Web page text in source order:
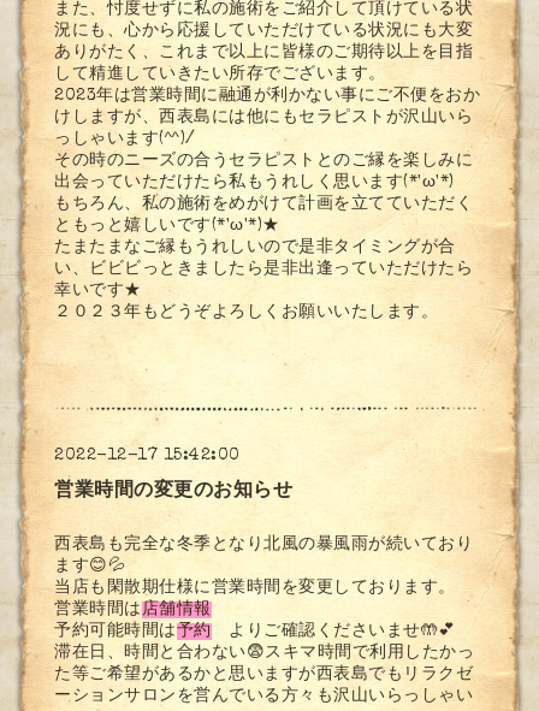
また、忖度せずに私の施術をご紹介して頂けている状
況にも、心から応援していただけている状況にも大変
ありがたく、これまで以上に皆様のご期待以上を目指
して精進していきたい所存でございます。
2023年は営業時間に融通が利かない事にご不便をおか
けしますが、西表島には他にもセラピストが沢山いら
っしゃいます(^^)/
その時のニーズの合うセラピストとのご縁を楽しみに
出会っていただけたら私もうれしく思います(*'ω'*)
もちろん、私の施術をめがけて計画を立てていただく
ともっと嬉しいです(*'ω'*)★
たまたまなご縁もうれしいので是非タイミングが合
い、ビビビっときましたら是非出逢っていただけたら
幸いです★
２０２３年もどうぞよろしくお願いいたします。
2022-12-17 15:42:00
営業時間の変更のお知らせ
西表島も完全な冬季となり北風の暴風雨が続いており
ます😊💦
当店も閑散期仕様に営業時間を変更しております。
営業時間は店舗情報
予約可能時間は予約 よりご確認くださいませ🤲💕
滞在日、時間と合わない😨スキマ時間で利用したかっ
た等ご希望があるかと思いますが西表島でもリラクゼ
ーションサロンを営んでいる方々も沢山いらっしゃい